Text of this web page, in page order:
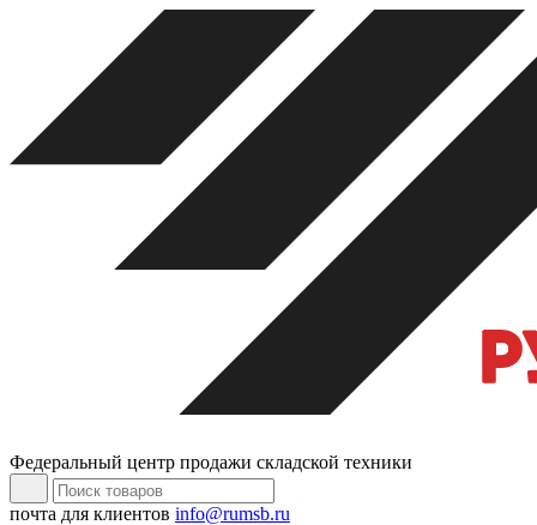
Федеральный центр продажи складской техники
почта для клиентов info@rumsb.ru